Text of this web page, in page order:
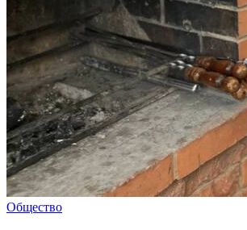
Общество